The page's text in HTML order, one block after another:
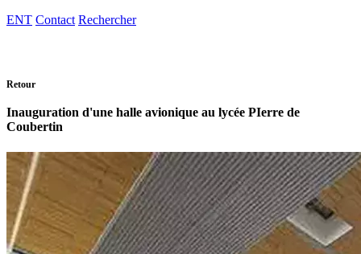
ENT Contact Rechercher
Retour
Inauguration d'une halle avionique au lycée PIerre de
Coubertin